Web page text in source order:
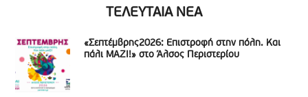
ΤΕΛΕΥΤΑΙΑ ΝΕΑ
«Σεπτέμβρης2026: Επιστροφή στην πόλη. Και
πάλι ΜΑΖΙ!» στο Άλσος Περιστερίου